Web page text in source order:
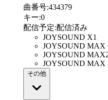
曲番号:434379
キー:0
配信予定:配信済み
JOYSOUND X1
JOYSOUND MAX
JOYSOUND
JOYSOUND MAX
その他